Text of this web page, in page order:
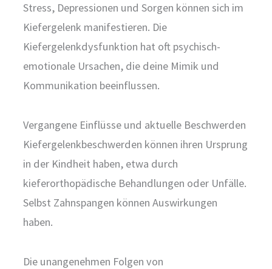
Stress, Depressionen und Sorgen können sich im
Kiefergelenk manifestieren. Die
Kiefergelenkdysfunktion hat oft psychisch-
emotionale Ursachen, die deine Mimik und
Kommunikation beeinflussen.
Vergangene Einflüsse und aktuelle Beschwerden
Kiefergelenkbeschwerden können ihren Ursprung
in der Kindheit haben, etwa durch
kieferorthopädische Behandlungen oder Unfälle.
Selbst Zahnspangen können Auswirkungen
haben.
Die unangenehmen Folgen von